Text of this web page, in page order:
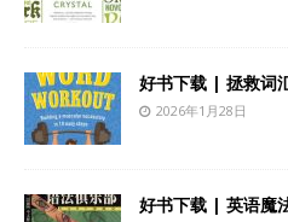
好书下载 | 拯救词
2026年1月28日
好书下载 | 英语魔